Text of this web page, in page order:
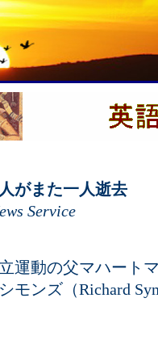
がまた一人逝去
Service
運動の父マハート
モンズ（Richard